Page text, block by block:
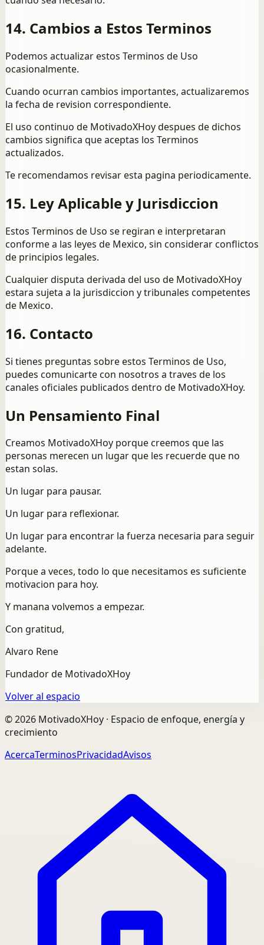
14. Cambios a Estos Terminos
Podemos actualizar estos Terminos de Uso
ocasionalmente.
Cuando ocurran cambios importantes, actualizaremos
la fecha de revision correspondiente.
El uso continuo de MotivadoXHoy despues de dichos
cambios significa que aceptas los Terminos
actualizados.
Te recomendamos revisar esta pagina periodicamente.
15. Ley Aplicable y Jurisdiccion
Estos Terminos de Uso se regiran e interpretaran
conforme a las leyes de Mexico, sin considerar conflictos
de principios legales.
Cualquier disputa derivada del uso de MotivadoXHoy
estara sujeta a la jurisdiccion y tribunales competentes
de Mexico.
16. Contacto
Si tienes preguntas sobre estos Terminos de Uso,
puedes comunicarte con nosotros a traves de los
canales oficiales publicados dentro de MotivadoXHoy.
Un Pensamiento Final
Creamos MotivadoXHoy porque creemos que las
personas merecen un lugar que les recuerde que no
estan solas.
Un lugar para pausar.
Un lugar para reflexionar.
Un lugar para encontrar la fuerza necesaria para seguir
adelante.
Porque a veces, todo lo que necesitamos es suficiente
motivacion para hoy.
Y manana volvemos a empezar.
Con gratitud,
Alvaro Rene
Fundador de MotivadoXHoy
Volver al espacio
©2026 MotivadoXHoy · Espacio de enfoque, energía y
crecimiento
AcercaTerminosPrivacidadAvisos